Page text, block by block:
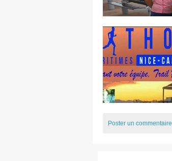
Poster un commentaire